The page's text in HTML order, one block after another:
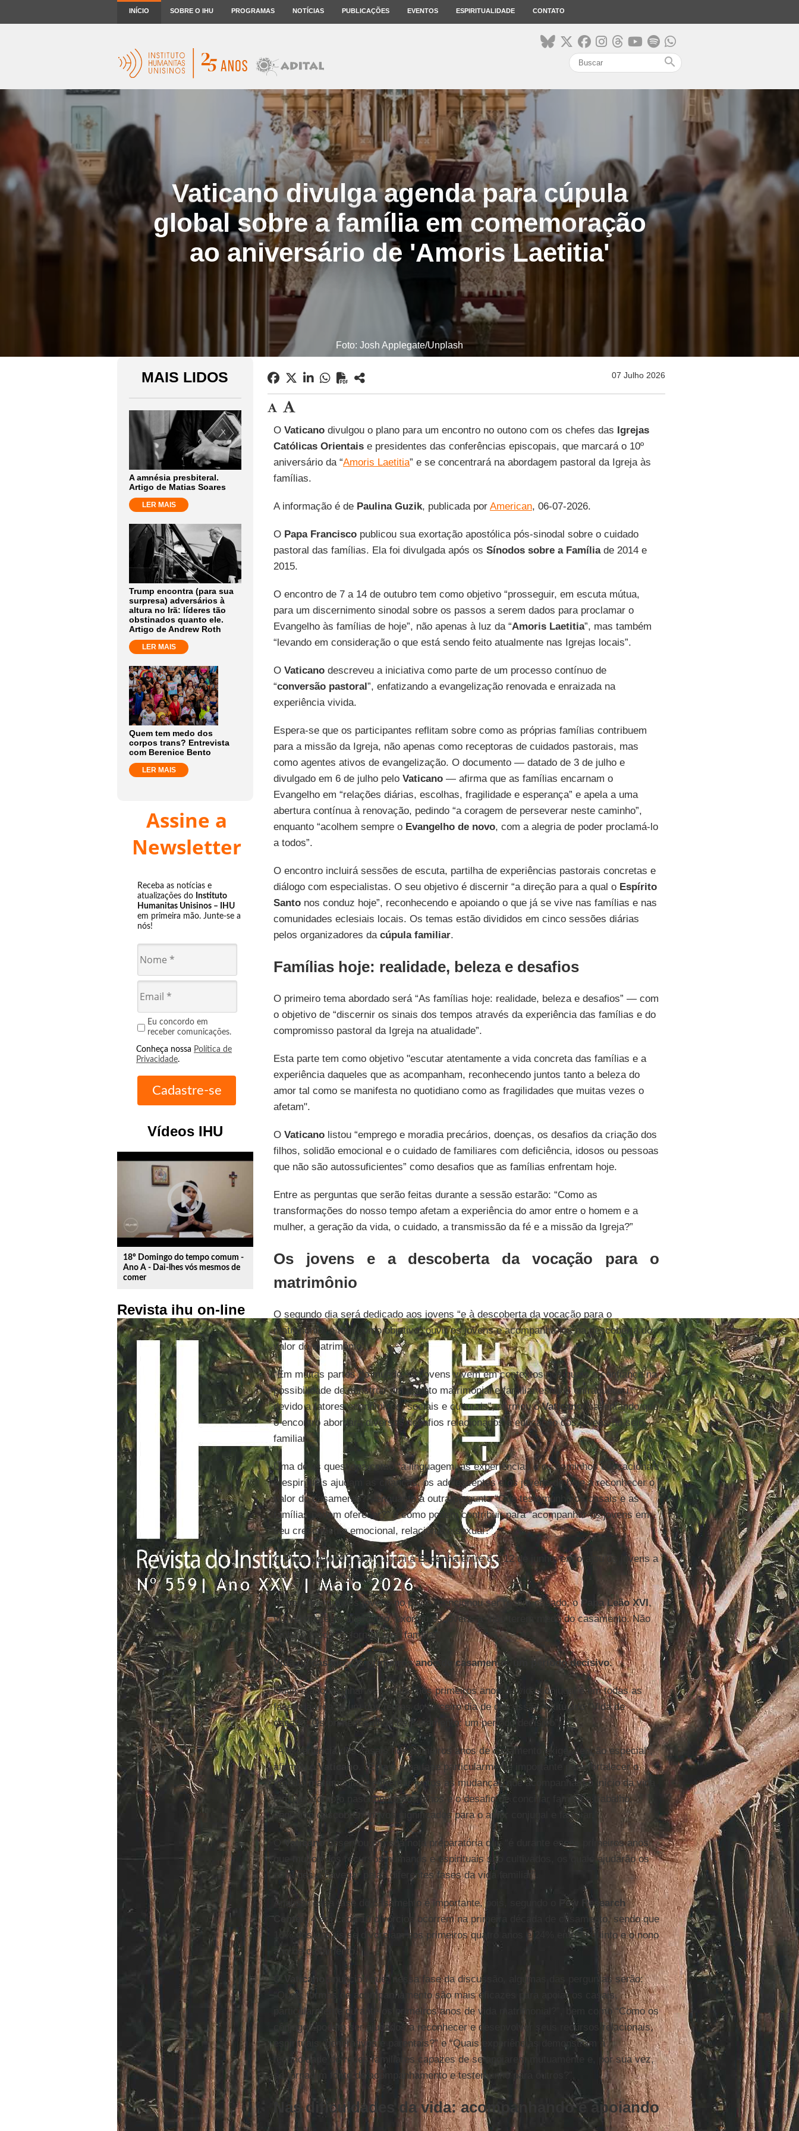
INÍCIO SOBRE O IHU PROGRAMAS NOTÍCIAS PUBLICAÇÕES EVENTOS ESPIRITUALIDADE CONTATO
search
Vaticano divulga agenda para cúpula
global sobre a família em comemoração
ao aniversário de 'Amoris Laetitia'
Foto: Josh Applegate/Unplash
MAIS LIDOS
A amnésia presbiteral.
Artigo de Matias Soares
LER MAIS
Trump encontra (para sua
surpresa) adversários à
altura no Irã: líderes tão
obstinados quanto ele.
Artigo de Andrew Roth
LER MAIS
Quem tem medo dos
corpos trans? Entrevista
com Berenice Bento
LER MAIS
Assine a
Newsletter
Receba as notícias e
atualizações do Instituto
Humanitas Unisinos – IHU
em primeira mão. Junte-se a
nós!
Eu concordo em
receber comunicações.
Conheça nossa Política de
Privacidade.
Vídeos IHU
play_circle_outline
18º Domingo do tempo comum -
Ano A - Dai-lhes vós mesmos de
comer
Revista ihu on-line
07 Julho 2026
O Vaticanodivulgou o plano para um encontro no outono com os chefes das Igrejas
Católicas Orientaise presidentes das conferências episcopais, que marcará o 10º
aniversário da “Amoris Laetitia” e se concentrará na abordagem pastoral da Igreja às
famílias.
A informação é de Paulina Guzik, publicada por American, 06-07-2026.
O Papa Franciscopublicou sua exortação apostólica pós-sinodal sobre o cuidado
pastoral das famílias. Ela foi divulgada após os Sínodos sobre a Famíliade 2014 e
2015.
O encontro de 7 a 14 de outubro tem como objetivo “prosseguir, em escuta mútua,
para um discernimento sinodal sobre os passos a serem dados para proclamar o
Evangelho às famílias de hoje”, não apenas à luz da “Amoris Laetitia”, mas também
“levando em consideração o que está sendo feito atualmente nas Igrejas locais”.
O Vaticanodescreveu a iniciativa como parte de um processo contínuo de
“conversão pastoral”, enfatizando a evangelização renovada e enraizada na
experiência vivida.
Espera-se que os participantes reflitam sobre como as próprias famílias contribuem
para a missão da Igreja, não apenas como receptoras de cuidados pastorais, mas
como agentes ativos de evangelização. O documento — datado de 3 de julho e
divulgado em 6 de julho pelo Vaticano— afirma que as famílias encarnam o
Evangelho em “relações diárias, escolhas, fragilidade e esperança” e apela a uma
abertura contínua à renovação, pedindo “a coragem de perseverar neste caminho”,
enquanto “acolhem sempre oEvangelho de novo, com a alegria de poder proclamá-lo
a todos”.
O encontro incluirá sessões de escuta, partilha de experiências pastorais concretas e
diálogo com especialistas. O seu objetivo é discernir “a direção para a qual o Espírito
Santonos conduz hoje”, reconhecendo e apoiando o que já se vive nas famílias e nas
comunidades eclesiais locais. Os temas estão divididos em cinco sessões diárias
pelos organizadores da cúpula familiar.
Famílias hoje: realidade, beleza e desafios
O primeiro tema abordado será “As famílias hoje: realidade, beleza e desafios” — com
o objetivo de “discernir os sinais dos tempos através da experiência das famílias e do
compromisso pastoral da Igreja na atualidade”.
Esta parte tem como objetivo "escutar atentamente a vida concreta das famílias e a
experiência daqueles que as acompanham, reconhecendo juntos tanto a beleza do
amor tal como se manifesta no quotidiano como as fragilidades que muitas vezes o
afetam".
O Vaticanolistou “emprego e moradia precários, doenças, os desafios da criação dos
filhos, solidão emocional e o cuidado de familiares com deficiência, idosos ou pessoas
que não são autossuficientes” como desafios que as famílias enfrentam hoje.
Entre as perguntas que serão feitas durante a sessão estarão: “Como as
transformações do nosso tempo afetam a experiência do amor entre o homem e a
mulher, a geração da vida, o cuidado, a transmissão da fé e a missão da Igreja?”
Os jovens e a descoberta da vocação para o
matrimônio
O segundo dia será dedicado aos jovens “e à descoberta da vocação para o
matrimônio” e tem como objetivo “ouvir os jovens e acompanhá-los na descoberta do
valor do matrimônio”.
“Em muitas partes do mundo, os jovens vivem em contextos nos quais a confiança na
possibilidade de construir um projeto matrimonial e familiar estável enfraqueceu
devido a fatores econômicos, sociais e culturais”, afirmou oVaticano, salientando que
o encontro abordará diversos desafios relacionados à educação dos jovens no seio
familiar.
Uma delas questiona como “a linguagem, as experiências e os caminhos educacionais
e espirituais ajudam as crianças, os adolescentes e os jovens de hoje a reconhecer o
valor do casamento?”, enquanto a outra pergunta “Que testemunho os casais e as
famílias podem oferecer?” e como podem contribuir para “acompanhar os jovens em
seu crescimento emocional, relacional e sexual?”.
OPapa Leão XIV, em viagem àEspanhaentre 6 e 12 de junho, encorajou os jovens a
não terem medo de casar.
Depois que um dos jovens no palco mencionou ser recém-casado, oPapa Leão XVI,
visivelmente de improviso, exortou os jovens a "não terem medo do casamento. Não
tenham medo de formar uma família!"
Vida de casado. Os primeiros anos de casamento: um período decisivo.
Ouvir e acompanhar os casais “nos primeiros anos de vida conjugal e em todas as
fases da vida” é um dos temas do terceiro dia de discussão, intitulado “Vida de
casado. Os primeiros anos de casamento: um período decisivo”.
“A experiência dos casais nos primeiros anos de casamento exige atenção especial”,
afirmou oVaticano
. “Esta é uma fase particularmente importante para fortalecer o
vínculo matrimonial e enfrentar juntos as mudanças que acompanham o início da vida
familiar, como o nascimento dos filhos e o desafio de conciliar família e trabalho,
enquanto descobrem novos significados para o amor conjugal e familiar.”
Vaticano
observou em sua nota preparatória que “é durante esses primeiros anos
que muitos dos recursos humanos e espirituais são cultivados, os quais ajudarão os
cônjuges a navegar pelas diferentes fases da vida familiar”.
Analisar essa fase do casamento é importante, pois, segundo o
Pew Research
Center , 4 em cada 10 divórcios ocorrem na primeira década de casamento, sendo que
16% dos casais se divorciam nos primeiros quatro anos e 24% entre o quinto e o nono
ano de casamento.
Vaticano
anunciou que, nessa fase da discussão, algumas das perguntas serão:
“Quais formas de acompanhamento são mais eficazes para apoiar os casais,
particularmente durante os primeiros anos de vida matrimonial?”, bem como “Como os
cônjuges podem ser ajudados a reconhecer e desenvolver seus recursos relacionais,
espirituais, generativos e parentais?” e “Quais experiências demonstram a
fecundidade de redes familiares capazes de se apoiarem mutuamente e, por sua vez,
se tornarem fonte de acompanhamento e testemunho para outros?”.
Nas dificuldades da vida: acompanhando e apoiando